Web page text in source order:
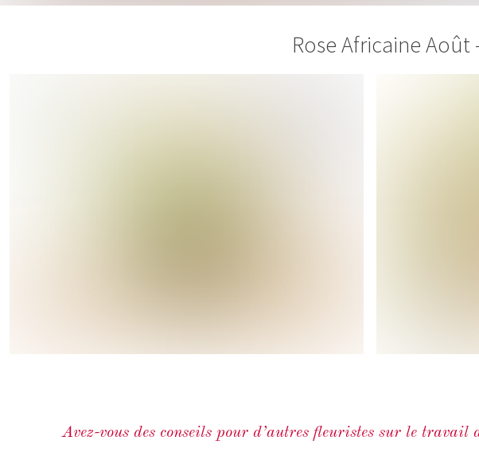
Rose Africaine Août
Avez-vous des conseils pour d’autres fleuristes sur le travail